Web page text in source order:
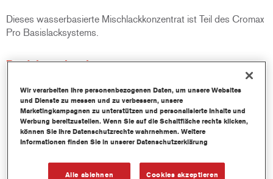
Dieses wasserbasierte Mischlackkonzentrat ist Teil des Cromax
Pro Basislacksystems.
Produktmerkmale
Ausgezeichnete Ergiebigkeit mit außergewöhnlich genauer
Farbtonangleichung.
Schnelle und sparsame Anwendung trägt zur Steigerung
des Durchsatz und der Produktivität bei.
Teil eines zweckbestimmten und umfangreichen Systems an
Mischlacken und Bindemitteln.
Flexibel – kann unter verschiedenen klimatischen
Wir verarbeiten Ihre personenbezogenen Daten, um unsere Websites
und Dienste zu messen und zu verbessern, unsere
Marketingkampagnen zu unterstützen und personalisierte Inhalte und
Werbung bereitzustellen. Wenn Sie auf die Schaltfläche rechts klicken,
können Sie Ihre Datenschutzrechte wahrnehmen. Weitere
Informationen finden Sie in unserer Datenschutzerklärung
Alle ablehnen Cookies akzeptieren